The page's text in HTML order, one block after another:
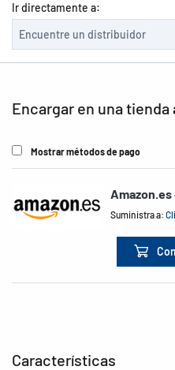
Ir directamente a:
Encargar en una tienda
Mostrar métodos de pago
Suministra a:
Características